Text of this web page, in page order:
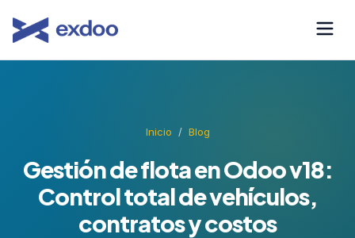
Inicio / Blog
Gestión de flota en Odoo v18:
Control total de vehículos,
contratos y costos